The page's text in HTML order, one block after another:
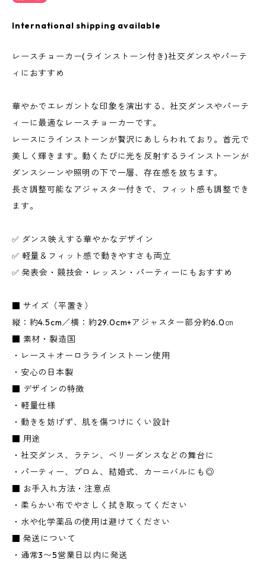
International shipping available
レースチョーカー(ラインストーン付き)社交ダンスやパーテ
ィにおすすめ
華やかでエレガントな印象を演出する、社交ダンスやパーテ
ィーに最適なレースチョーカーです。
レースにラインストーンが贅沢にあしらわれており。首元で
美しく輝きます。動くたびに光を反射するラインストーンが
ダンスシーンや照明の下で一層、存在感を放ちます。
長さ調整可能なアジャスター付きで、フィット感も調整でき
ます。
✅ ダンス映えする華やかなデザイン
✅ 軽量＆フィット感で動きやすさも両立
✅ 発表会・競技会・レッスン・パーティーにもおすすめ
■ サイズ（平置き）
縦：約4.5cm／横：約29.0cm+アジャスター部分約6.0㎝
■ 素材・製造国
・レース＋オーロララインストーン使用
・安心の日本製
■ デザインの特徴
・軽量仕様
・動きを妨げず、肌を傷つけにくい設計
■ 用途
・社交ダンス、ラテン、ベリーダンスなどの舞台に
・パーティー、プロム、結婚式、カーニバルにも◎
■ お手入れ方法・注意点
・柔らかい布でやさしく拭き取ってください
・水や化学薬品の使用は避けてください
■ 発送について
・通常3〜5営業日以内に発送